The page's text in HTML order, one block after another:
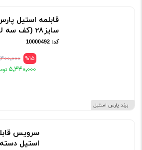
برند پارس استیل
قابلمه استیل
سایز28 (کف سه لایه)
کد: 10000492
%15
۵٬۴۴۰٬۰۰۰
استیل